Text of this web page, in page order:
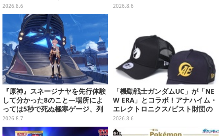
ーティ”をテーマに、お人形や建
物がラインナップ
2026.8.6
面写アイテムなど必見のラインナ
2026.8.6
『原神』スネージナヤを先行体験
して分かった8のこと―場所によ
っては5秒で死ぬ極寒ゲージ、列
車は“ダイナミック途中下車”可能
など自由度高め
2026.8.7
「機動戦士ガンダムUC」が「NE
W ERA」とコラボ！アナハイム・
エレクトロニクス/ビスト財団の
キャップが予約開始
2026.8.6